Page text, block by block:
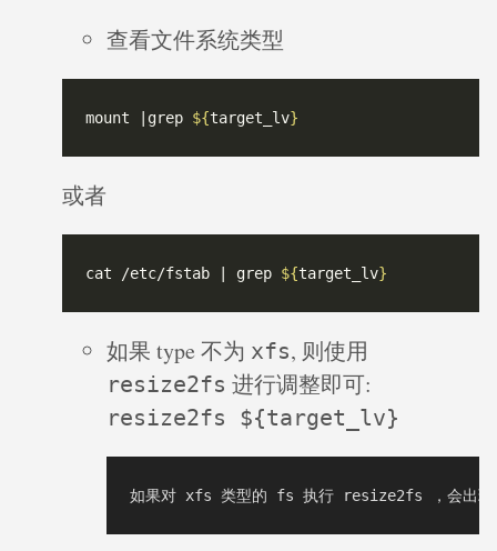
查看文件系统类型
mount |grep ${target_lv}
或者
cat /etc/fstab | grep ${target_lv}
如果 type 不为 xfs, 则使用
resize2fs 进行调整即可:
resize2fs ${target_lv}